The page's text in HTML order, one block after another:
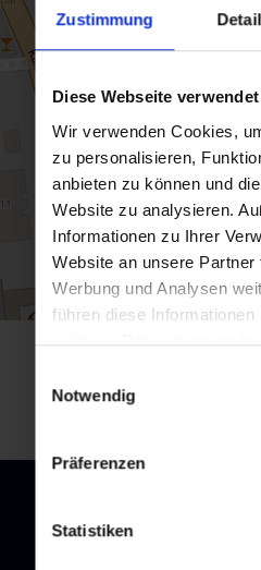
Zustimmung
Diese Webseite
Wir verwenden Cookies,
zu personalisieren,
anbieten zu können und
Website zu analysieren.
Informationen zu Ihrer
Website an unsere
Werbung und Analysen
führen diese
weiteren Daten
Nutzung der Dienste
Notwendig
Präferenzen
Statistiken